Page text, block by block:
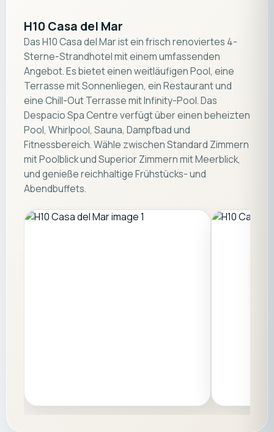
H10 Casa del Mar
Das H10 Casa del Mar ist ein frisch renoviertes 4-
Sterne-Strandhotel mit einem umfassenden
Angebot. Es bietet einen weitläufigen Pool, eine
Terrasse mit Sonnenliegen, ein Restaurant und
eine Chill-Out Terrasse mit Infinity-Pool. Das
Despacio Spa Centre verfügt über einen beheizten
Pool, Whirlpool, Sauna, Dampfbad und
Fitnessbereich. Wähle zwischen Standard Zimmern
mit Poolblick und Superior Zimmern mit Meerblick,
und genieße reichhaltige Frühstücks- und
Abendbuffets.